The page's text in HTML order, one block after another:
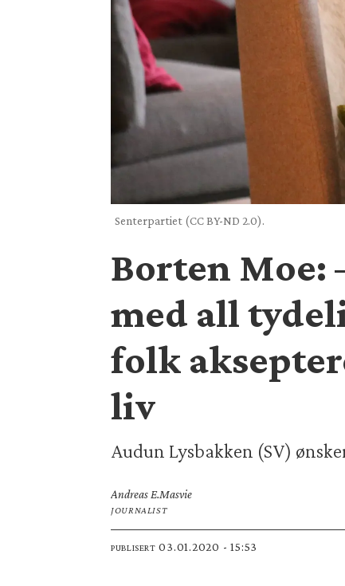
Senterpartiet (CC BY-ND 2.0).
Borten Moe:
med all
folk
liv
Audun Lysbakken (SV)
Andreas E.Masvie
JOURNALIST
PUBLISERT 03.01.2020 - 15:53